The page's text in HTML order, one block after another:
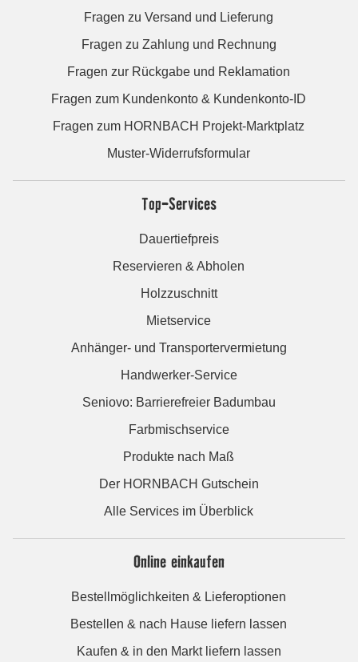
Fragen zu Versand und Lieferung
Fragen zu Zahlung und Rechnung
Fragen zur Rückgabe und Reklamation
Fragen zum Kundenkonto & Kundenkonto-ID
Fragen zum HORNBACH Projekt-Marktplatz
Muster-Widerrufsformular
Top-Services
Dauertiefpreis
Reservieren & Abholen
Holzzuschnitt
Mietservice
Anhänger- und Transportervermietung
Handwerker-Service
Seniovo: Barrierefreier Badumbau
Farbmischservice
Produkte nach Maß
Der HORNBACH Gutschein
Alle Services im Überblick
Online einkaufen
Bestellmöglichkeiten & Lieferoptionen
Bestellen & nach Hause liefern lassen
Kaufen & in den Markt liefern lassen